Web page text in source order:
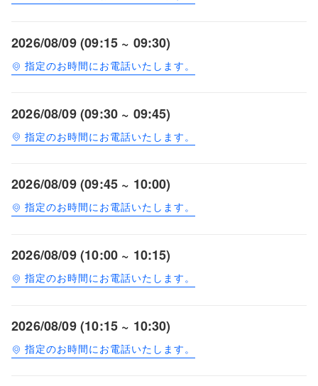
2026/08/09 (09:15 ~ 09:30)
指定のお時間にお電話いたします。
2026/08/09 (09:30 ~ 09:45)
指定のお時間にお電話いたします。
2026/08/09 (09:45 ~ 10:00)
指定のお時間にお電話いたします。
2026/08/09 (10:00 ~ 10:15)
指定のお時間にお電話いたします。
2026/08/09 (10:15 ~ 10:30)
指定のお時間にお電話いたします。